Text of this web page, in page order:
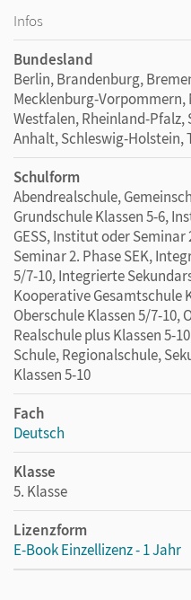
Infos
Bundesland
Berlin, Brandenburg,
Mecklenburg-
Westfalen, Rheinland-Pfalz,
Anhalt, Schleswig-Holstein,
Schulform
Abendrealschule,
Grundschule Klassen 5-6,
GESS, Institut oder
Seminar 2. Phase SEK,
5/7-10, Integrierte
Kooperative Gesamtschule
Oberschule Klassen 5/7-10,
Realschule plus Klassen 5-
Schule, Regionalschule,
Klassen 5-10
Fach
Deutsch
Klasse
5. Klasse
Lizenzform
E-Book Einzellizenz - 1 Jahr